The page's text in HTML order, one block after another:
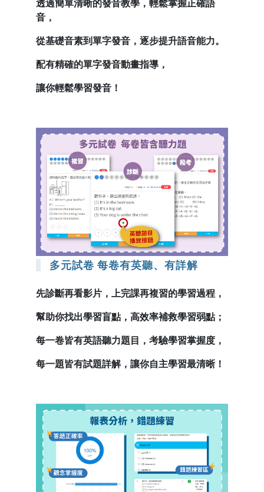
透過簡單清晰的發音教學，輕鬆掌握正確語
音，
從基礎音素到單字發音，逐步提升語音能力。
配有精確的單字發音動畫指導，
讓你輕鬆學習發音！
多元試卷 每卷有英聽、有詳解
先診斷再看影片，上完課再複習的學習過程，
幫助你找出學習盲點，高效率補救學習弱點；
每一卷皆有英語聽力題目，考驗學習掌握度，
每一題皆有試題詳解，讓你自主學習最清晰！